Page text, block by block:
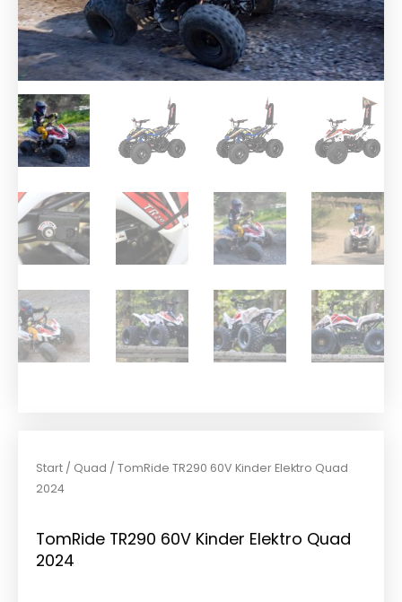
Start / Quad / TomRide TR290 60V Kinder Elektro Quad
2024
TomRide TR290 60V Kinder Elektro Quad
2024